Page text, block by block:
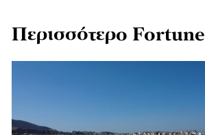
Περισσότερο Fortune